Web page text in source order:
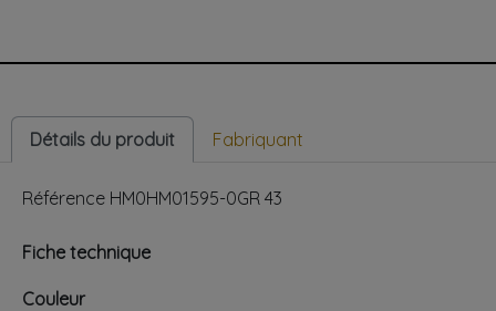
Détails du produit Fabriquant
Référence HM0HM01595-0GR 43
Fiche technique
Couleur